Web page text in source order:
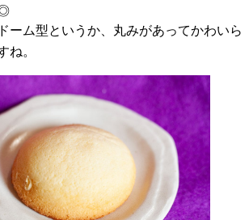
◎
ーム型というか、丸みがあってかわいら
ね。